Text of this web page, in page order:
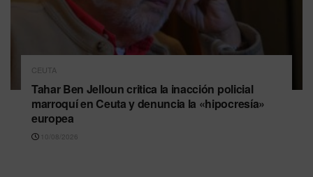
CEUTA
Tahar Ben Jelloun critica la inacción policial
marroquí en Ceuta y denuncia la «hipocresía»
europea
10/08/2026